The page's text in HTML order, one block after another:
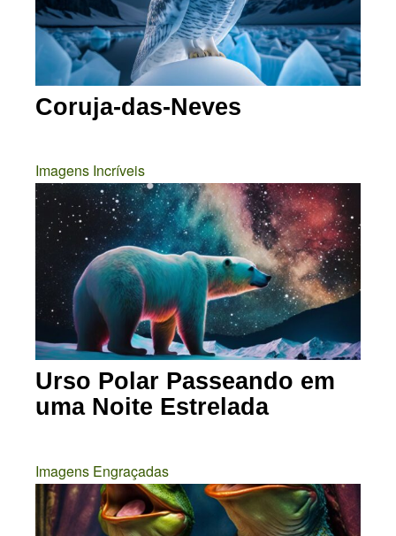
Coruja-das-Neves
Imagens Incríveis
Urso Polar Passeando em
uma Noite Estrelada
Imagens Engraçadas